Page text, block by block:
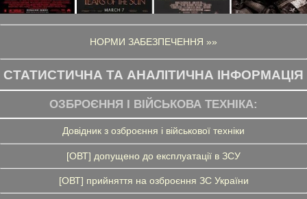
НОРМИ ЗАБЕЗПЕЧЕННЯ »»
СТАТИСТИЧНА ТА АНАЛІТИЧНА ІНФОРМАЦІЯ
ОЗБРОЄННЯ І ВІЙСЬКОВА ТЕХНІКА:
Довідник з озброєння і військової техніки
[ОВТ] допущено до експлуатації в ЗСУ
[ОВТ] прийняття на озброєння ЗС України